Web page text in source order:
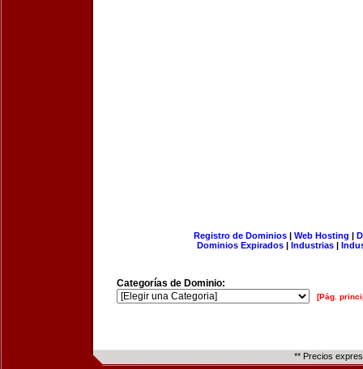
Registro de Dominios| Web Hosting |
Dominios Expirados | Industrias |
Categorías de Dominio:
[Pág.
** Precios